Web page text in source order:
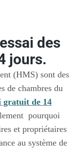
des
jours.
(HMS) sont des
de chambres du
gratuit de 14
pourquoi
et propriétaires
au système de